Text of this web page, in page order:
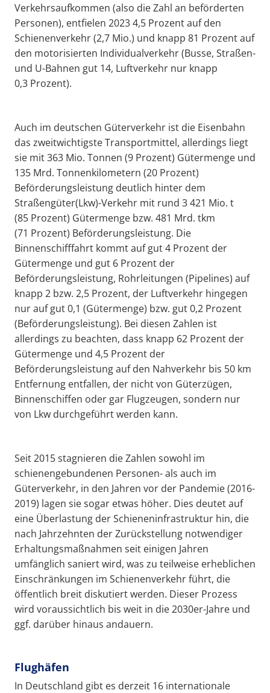
Verkehrsaufkommen (also die Zahl an beförderten
Personen), entfielen 2023 4,5 Prozent auf den
Schienenverkehr (2,7 Mio.) und knapp 81 Prozent auf
den motorisierten Individualverkehr (Busse, Straßen-
und U-Bahnen gut 14, Luftverkehr nur knapp
0,3 Prozent).
Auch im deutschen Güterverkehr ist die Eisenbahn
das zweitwichtigste Transportmittel, allerdings liegt
sie mit 363 Mio. Tonnen (9 Prozent) Gütermenge und
135 Mrd. Tonnenkilometern (20 Prozent)
Beförderungsleistung deutlich hinter dem
Straßengüter(Lkw)-Verkehr mit rund 3 421 Mio. t
(85 Prozent) Gütermenge bzw. 481 Mrd. tkm
(71 Prozent) Beförderungsleistung. Die
Binnenschifffahrt kommt auf gut 4 Prozent der
Gütermenge und gut 6 Prozent der
Beförderungsleistung, Rohrleitungen (Pipelines) auf
knapp 2 bzw. 2,5 Prozent, der Luftverkehr hingegen
nur auf gut 0,1 (Gütermenge) bzw. gut 0,2 Prozent
(Beförderungsleistung). Bei diesen Zahlen ist
allerdings zu beachten, dass knapp 62 Prozent der
Gütermenge und 4,5 Prozent der
Beförderungsleistung auf den Nahverkehr bis 50 km
Entfernung entfallen, der nicht von Güterzügen,
Binnenschiffen oder gar Flugzeugen, sondern nur
von Lkw durchgeführt werden kann.
Seit 2015 stagnieren die Zahlen sowohl im
schienengebundenen Personen- als auch im
Güterverkehr, in den Jahren vor der Pandemie (2016-
2019) lagen sie sogar etwas höher. Dies deutet auf
eine Überlastung der Schieneninfrastruktur hin, die
nach Jahrzehnten der Zurückstellung notwendiger
Erhaltungsmaßnahmen seit einigen Jahren
umfänglich saniert wird, was zu teilweise erheblichen
Einschränkungen im Schienenverkehr führt, die
öffentlich breit diskutiert werden. Dieser Prozess
wird voraussichtlich bis weit in die 2030er-Jahre und
ggf. darüber hinaus andauern.
Flughäfen
In Deutschland gibt es derzeit 16 internationale